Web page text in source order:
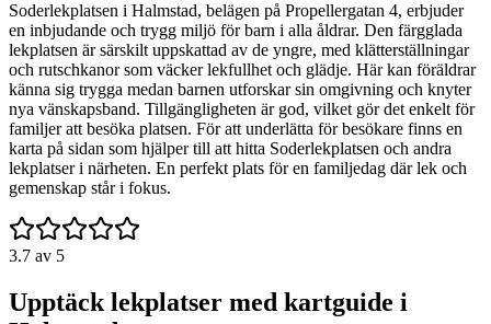
Soderlekplatsen i Halmstad, belägen på Propellergatan 4, erbjuder
en inbjudande och trygg miljö för barn i alla åldrar. Den färgglada
lekplatsen är särskilt uppskattad av de yngre, med klätterställningar
och rutschkanor som väcker lekfullhet och glädje. Här kan föräldrar
känna sig trygga medan barnen utforskar sin omgivning och knyter
nya vänskapsband. Tillgängligheten är god, vilket gör det enkelt för
familjer att besöka platsen. För att underlätta för besökare finns en
karta på sidan som hjälper till att hitta Soderlekplatsen och andra
lekplatser i närheten. En perfekt plats för en familjedag där lek och
gemenskap står i fokus.
3.7 av 5
Upptäck lekplatser med kartguide i